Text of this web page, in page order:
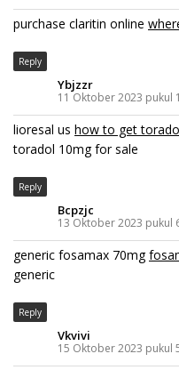
purchase claritin online
Reply
Ybjzzr
11 Oktober 2023 pukul
lioresal us how to get
toradol 10mg for sale
Reply
Bcpzjc
13 Oktober 2023 pukul
generic fosamax 70mg
generic
Reply
Vkvivi
15 Oktober 2023 pukul